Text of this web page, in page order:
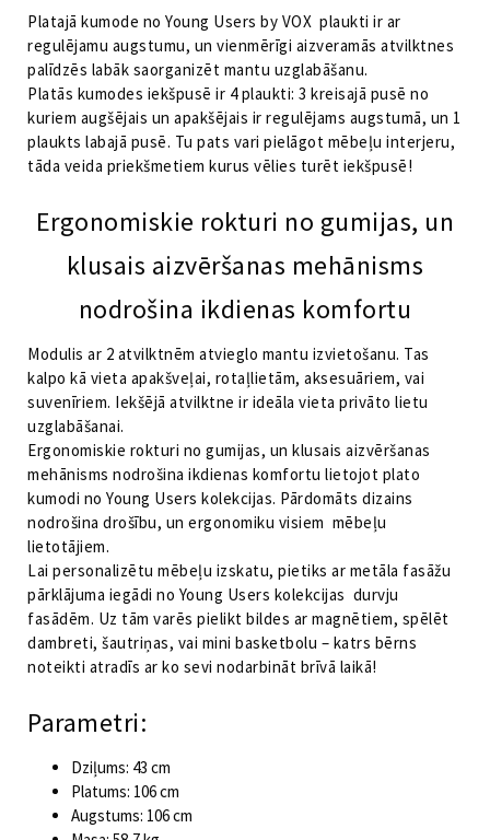
Young
Users
VOX
daudzums
Platajā kumode no Young Users by VOX plaukti ir ar
regulējamu augstumu, un vienmērīgi aizveramās atvilktnes
palīdzēs labāk saorganizēt mantu uzglabāšanu.
Platās kumodes iekšpusē ir 4 plaukti: 3 kreisajā pusē no
kuriem augšējais un apakšējais ir regulējams augstumā, un 1
plaukts labajā pusē. Tu pats vari pielāgot mēbeļu interjeru,
tāda veida priekšmetiem kurus vēlies turēt iekšpusē!
Ergonomiskie rokturi no gumijas, un
klusais aizvēršanas mehānisms
nodrošina ikdienas komfortu
Modulis ar 2 atvilktnēm atvieglo mantu izvietošanu. Tas
kalpo kā vieta apakšveļai, rotaļlietām, aksesuāriem, vai
suvenīriem. Iekšējā atvilktne ir ideāla vieta privāto lietu
uzglabāšanai.
Ergonomiskie rokturi no gumijas, un klusais aizvēršanas
mehānisms nodrošina ikdienas komfortu lietojot plato
kumodi no Young Users kolekcijas. Pārdomāts dizains
nodrošina drošību, un ergonomiku visiem mēbeļu
lietotājiem.
Lai personalizētu mēbeļu izskatu, pietiks ar metāla fasāžu
pārklājuma iegādi no Young Users kolekcijas durvju
fasādēm. Uz tām varēs pielikt bildes ar magnētiem, spēlēt
dambreti, šautriņas, vai mini basketbolu – katrs bērns
noteikti atradīs ar ko sevi nodarbināt brīvā laikā!
Parametri:
Dziļums: 43 cm
Platums: 106 cm
Augstums: 106 cm